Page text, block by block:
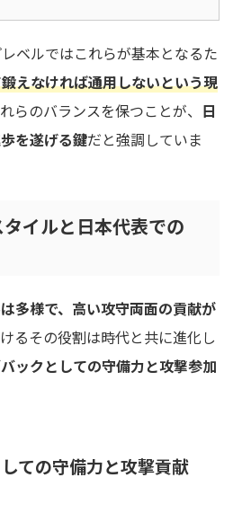
ベルではこれらが基本となるた
えなければ通用しないという現
らのバランスを保つことが、 日
を遂げる鍵だと強調していま
イルと日本代表での
多様で、高い攻守両面の貢献が
るその役割は時代と共に進化し
ックとしての守備力と攻撃参加
ての守備力と攻撃貢献